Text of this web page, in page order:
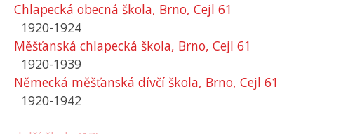
Chlapecká obecná škola, Brno, Cejl 61
1920-1924
Měšťanská chlapecká škola, Brno, Cejl 61
1920-1939
Německá měšťanská dívčí škola, Brno, Cejl 61
1920-1942